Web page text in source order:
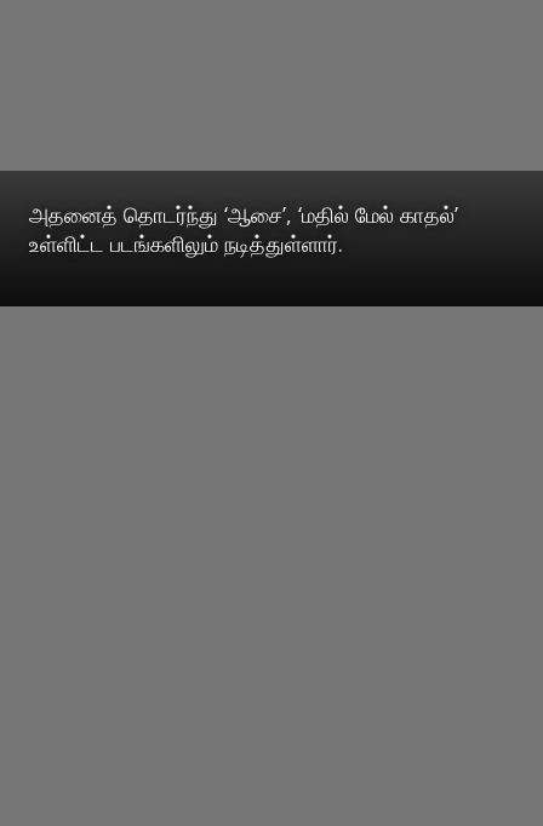
அதனைத் தொடர்ந்து ‘ஆசை’, ‘மதில் மேல் காதல்’
உள்ளிட்ட படங்களிலும் நடித்துள்ளார்.